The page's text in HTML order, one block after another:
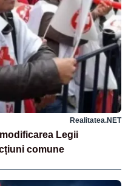
Realitatea.NET
Legii
comune